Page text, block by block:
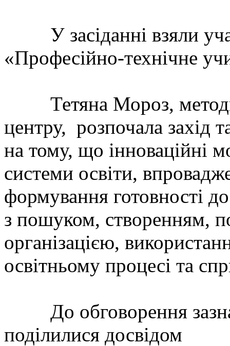
У засіданні взяли
«Професійно-технічне
Тетяна Мороз,
центру, розпочала захід
на тому, що інноваційні
системи освіти,
формування готовності
з пошуком, створенням,
організацією,
освітньому процесі та
До обговорення
поділилися досвідом